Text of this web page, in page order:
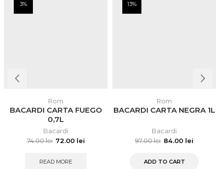
3%
Rom
BACARDI CARTA FUEGO
0,7L
Bacardi
74.00lei 72.00 lei
READ MORE
13%
Rom
BACARDI CARTA NEGRA 1L
Bacardi
97.00lei 84.00 lei
ADD TO CART